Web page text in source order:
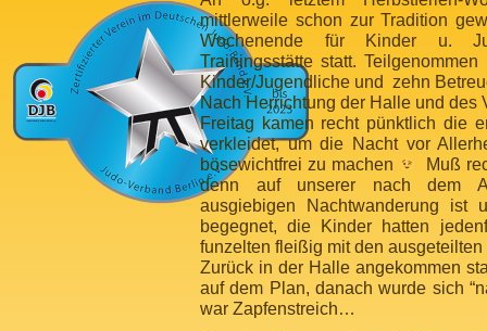
mittlerweile schon zur Tradition
Wochenende für Kinder u.
Trainingsstätte statt.
Kinder/Jugendliche und zehn
Nach Herrichtung der Halle und des
Freitag kamen recht pünktlich die
verkleidet, um die Nacht vor
bösewichtfrei zu machen
Muß
denn auf unserer nach dem
ausgiebigen Nachtwanderung ist
begegnet, die Kinder hatten
funzelten fleißig mit den
Zurück in der Halle angekommen
auf dem Plan, danach wurde sich
war Zapfenstreich…